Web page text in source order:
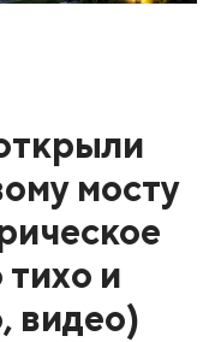
мосту
и
видео)